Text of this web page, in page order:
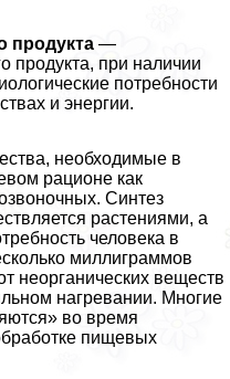
продукта —
продукта, при наличии
потребности
и энергии.
необходимые в
рационе как
Синтез
растениями, а
человека в
миллиграммов
неорганических веществ
нагревании. Многие
во время
пищевых